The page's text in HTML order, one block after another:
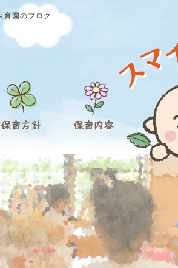
育園のブログ